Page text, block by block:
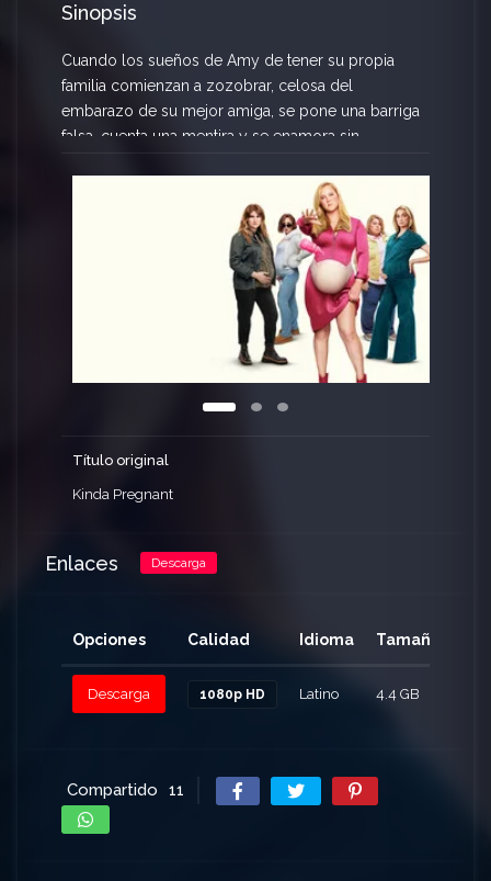
Sinopsis
Cuando los sueños de Amy de tener su propia
familia comienzan a zozobrar, celosa del
embarazo de su mejor amiga, se pone una barriga
falsa, cuenta una mentira y se enamora sin
Título original
Kinda Pregnant
Enlaces Descarga
Opciones Calidad Idioma Tamaño
Descarga 1080p HD Latino 4.4 GB
Compartido 11